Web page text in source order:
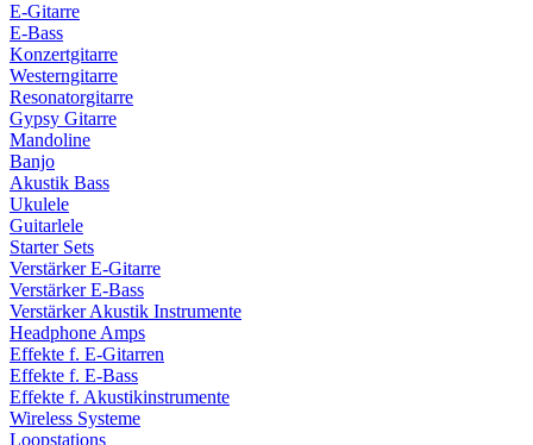
E-Gitarre
E-Bass
Konzertgitarre
Westerngitarre
Resonatorgitarre
Gypsy Gitarre
Mandoline
Banjo
Akustik Bass
Ukulele
Guitarlele
Starter Sets
Verstärker E-Gitarre
Verstärker E-Bass
Verstärker Akustik Instrumente
Headphone Amps
Effekte f. E-Gitarren
Effekte f. E-Bass
Effekte f. Akustikinstrumente
Wireless Systeme
Loopstations